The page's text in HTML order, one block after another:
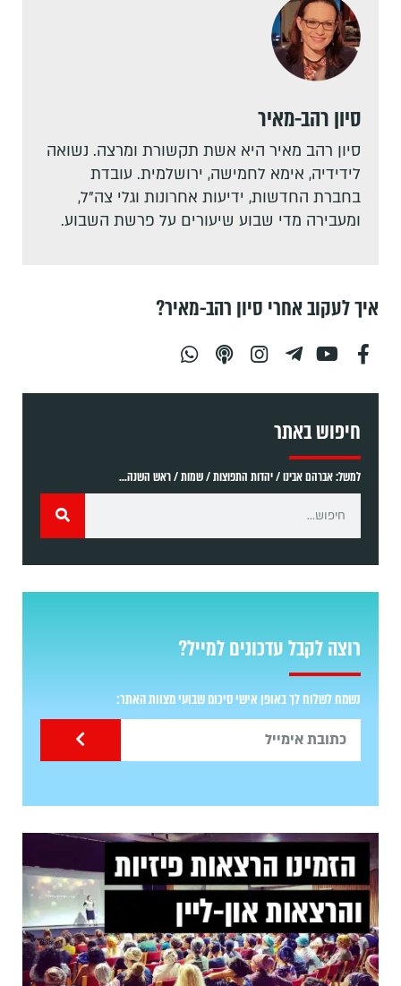
סיון רהב-מאיר
סיון רהב מאיר היא אשת תקשורת ומרצה. נשואה
לידידיה, אימא לחמישה, ירושלמית. עובדת
בחברת החדשות, ידיעות אחרונות וגלי צה"ל,
ומעבירה מדי שבוע שיעורים על פרשת השבוע.
איך לעקוב אחרי סיון רהב-מאיר?
חיפוש באתר
למשל: אברהם אבינו / יהדות התפוצות / שמות / ראש השנה...
רוצה לקבל עדכונים למייל?
נשמח לשלוח לך באופן אישי סיכום שבועי מצוות האתר: